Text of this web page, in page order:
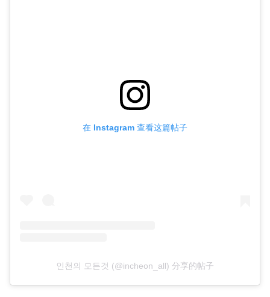
在 Instagram 查看这篇帖子
인천의 모든것 (@incheon_all) 分享的帖子